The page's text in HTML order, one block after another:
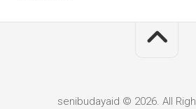
senibudayaid © 2026. All